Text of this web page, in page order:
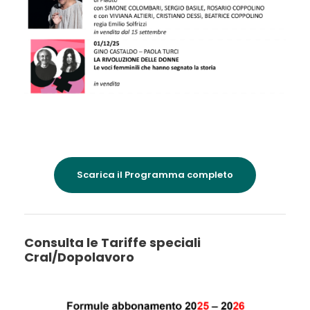
Scarica il Programma completo
Consulta le Tariffe speciali
Cral/Dopolavoro